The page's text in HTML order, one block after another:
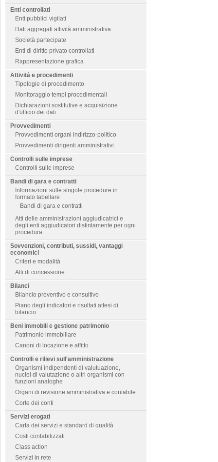
Enti controllati
Enti pubblici vigilati
Dati aggregati attività amministrativa
Società partecipate
Enti di diritto privato controllati
Rappresentazione grafica
Attività e procedimenti
Tipologie di procedimento
Monitoraggio tempi procedimentali
Dichiarazioni sostitutive e acquisizione
d'ufficio dei dati
Provvedimenti
Provvedimenti organi indirizzo-politico
Provvedimenti dirigenti amministrativi
Controlli sulle imprese
Controlli sulle imprese
Bandi di gara e contratti
Informazioni sulle singole procedure in
formato tabellare
Bandi di gara e contratti
Atti delle amministrazioni aggiudicatrici e
degli enti aggiudicatori distintamente per ogni
procedura
Sovvenzioni, contributi, sussidi, vantaggi
economici
Criteri e modalità
Atti di concessione
Bilanci
Bilancio preventivo e consultivo
Piano degli indicatori e risultati attesi di
bilancio
Beni immobili e gestione patrimonio
Patrimonio immobiliare
Canoni di locazione e affitto
Controlli e rilievi sull'amministrazione
Organismi indipendenti di valutuazione,
nuclei di valutazione o altri organismi con
funzioni analoghe
Organi di revisione amministrativa e contabile
Corte dei conti
Servizi erogati
Carta dei servizi e standard di qualità
Costi contabilizzati
Class action
Servizi in rete